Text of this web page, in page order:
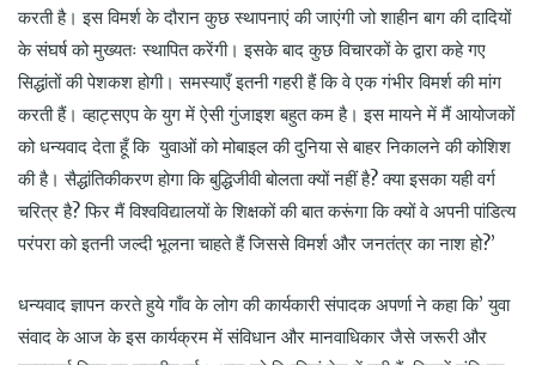
करती है। इस विमर्श के दौरान कुछ स्थापनाएं की जाएंगी जो शाहीन बाग की दादियों
के संघर्ष को मुख्यतः स्थापित करेंगी। इसके बाद कुछ विचारकों के द्वारा कहे गए
सिद्धांतों की पेशकश होगी। समस्याएँ इतनी गहरी हैं कि वे एक गंभीर विमर्श की मांग
करती हैं। व्हाट्सएप के युग में ऐसी गुंजाइश बहुत कम है। इस मायने में मैं आयोजकों
को धन्यवाद देता हूँ कि युवाओं को मोबाइल की दुनिया से बाहर निकालने की कोशिश
की है। सैद्धांतिकीकरण होगा कि बुद्धिजीवी बोलता क्यों नहीं है? क्या इसका यही वर्ग
चरित्र है? फिर मैं विश्वविद्यालयों के शिक्षकों की बात करूंगा कि क्यों वे अपनी पांडित्य
परंपरा को इतनी जल्दी भूलना चाहते हैं जिससे विमर्श और जनतंत्र का नाश हो?’
धन्यवाद ज्ञापन करते हुये गाँव के लोग की कार्यकारी संपादक अपर्णा ने कहा कि’ युवा
संवाद के आज के इस कार्यक्रम में संविधान और मानवाधिकार जैसे जरूरी और